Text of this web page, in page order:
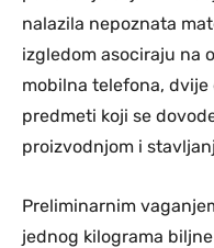
nalazila nepoznata
izgledom asociraju na
mobilna telefona,
predmeti koji se
proizvodnjom i
Preliminarnim
jednog kilograma